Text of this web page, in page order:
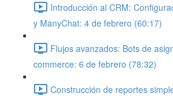
Introducción al CRM:
y ManyChat: 4 de febrero (60:17)
Flujos avanzados: Bots de
commerce: 6 de febrero (78:32)
Construcción de reportes